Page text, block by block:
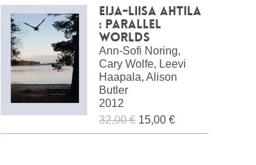
Eija-Liisa Ahtila
: Parallel
Worlds
Ann-Sofi Noring,
Cary Wolfe, Leevi
Haapala, Alison
Butler
2012
32,00 € 15,00 €